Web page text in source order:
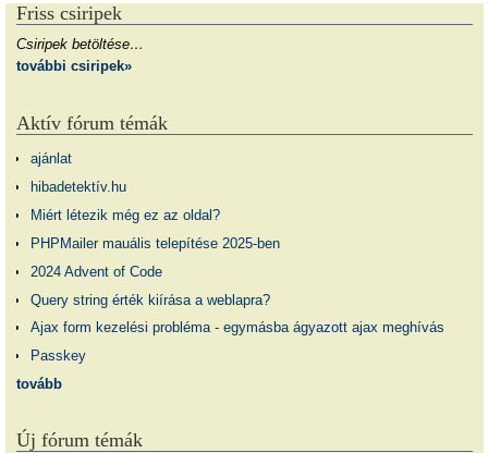
Friss csiripek
Csiripek betöltése…
további csiripek»
Aktív fórum témák
ajánlat
hibadetektív.hu
Miért létezik még ez az oldal?
PHPMailer mauális telepítése 2025-ben
2024 Advent of Code
Query string érték kiírása a weblapra?
Ajax form kezelési probléma - egymásba ágyazott ajax meghívás
Passkey
tovább
Új fórum témák